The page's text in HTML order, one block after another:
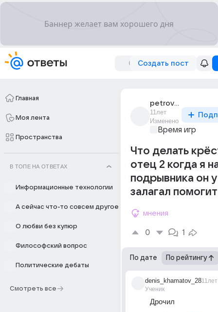
Создать пост
Главная
Моя лента
Пространства
В ТОПЕ НА ОТВЕТАХ
Информационные технологии
А сейчас что-то совсем другое
О любви без купюр
Философский вопрос
Политические дебаты
Смотреть все
petrov_ilia_75
11лет
Изменено
Время игр
Что делать
отец 2 когда я
подрывника он
залагал
мнения
0 1
По дате По рейтингу
denis_khamatov_28
Ученик
11лет
Дрочил